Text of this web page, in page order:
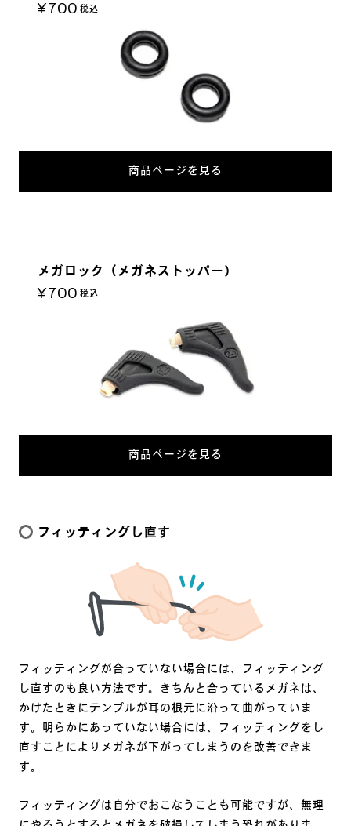
¥700 税込
商品ページを見る
メガロック（メガネストッパー）
¥700 税込
商品ページを見る
フィッティングし直す
フィッティングが合っていない場合には、フィッティング
し直すのも良い方法です。きちんと合っているメガネは、
かけたときにテンプルが耳の根元に沿って曲がっていま
す。明らかにあっていない場合には、フィッティングをし
直すことによりメガネが下がってしまうのを改善できま
す。
フィッティングは自分でおこなうことも可能ですが、無理